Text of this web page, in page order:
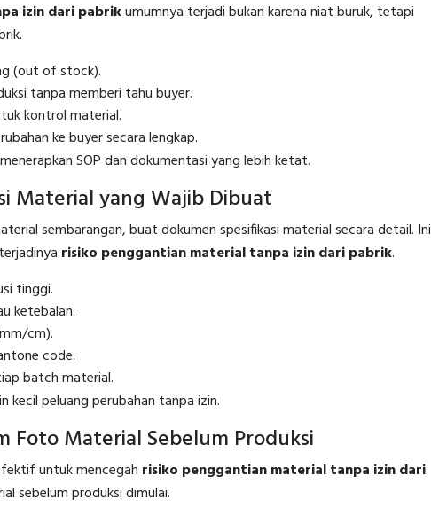
izin dari pabrikumumnya terjadi bukan karena niat buruk, tetapi
(out of stock).
tanpa memberi tahu buyer.
kontrol material.
ke buyer secara lengkap.
SOP dan dokumentasi yang lebih ketat.
Material yang Wajib Dibuat
sembarangan, buat dokumen spesifikasi material secara detail. Ini
risiko penggantian material tanpa izin dari pabrik.
tinggi.
ketebalan.
cm).
code.
batch material.
kecil peluang perubahan tanpa izin.
Foto Material Sebelum Produksi
untuk mencegah risiko penggantian material tanpa izin dari
sebelum produksi dimulai.